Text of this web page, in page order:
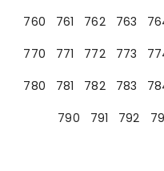
760
761 762 763
770
771 772 773
780
781 782 783
790
791 792